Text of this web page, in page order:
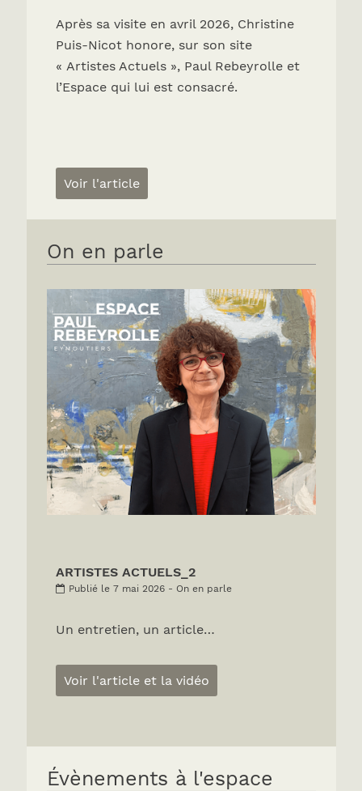
Après sa visite en avril 2026, Christine
Puis-Nicot honore, sur son site
« Artistes Actuels », Paul Rebeyrolle et
l’Espace qui lui est consacré.
Voir l'article
On en parle
ARTISTES ACTUELS_2
Publié le 7 mai 2026 - On en parle
Un entretien, un article…
Voir l'article et la vidéo
Évènements à l'espace